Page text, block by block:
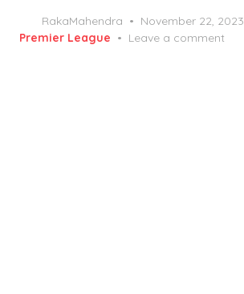
RakaMahendra
Posted
on
November 22, 2023
Premier League
Leave a comment